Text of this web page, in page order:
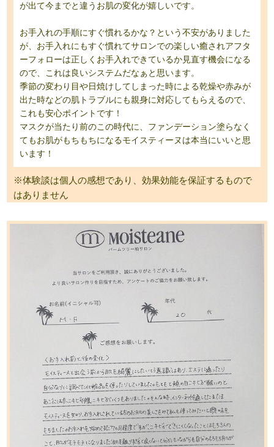
が出て今までと違うお肌の変化が嬉しいです。
お手入れの手順にすぐ慣れるかな？という不安がありました
が、お手入れにもすぐ慣れてサロンでの楽しい癒されアフタ
ーフォローは正しくお手入れできているか見直す機会になる
ので、これは良いシステムだなぁと思います。
季節の変わり目や日焼けしてしまった時による乾燥や赤みが
出た時などの肌トラブルにも親身に対応してもらえるので、
これも安心ポイントです！
マスクが当たり前のこの時代に、ファンデーション塗らなく
てもお肌がもちもちになるモイスティーヌは本当にいいと思
います！
※体験談は個人の感想であり、効果効能を保証するもので
はありません